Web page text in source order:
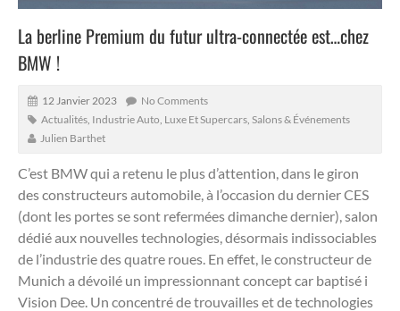
La berline Premium du futur ultra-connectée est…chez
BMW !
12 Janvier 2023
No Comments
Actualités Industrie Auto Luxe Et Supercars Salons & Événements
Julien Barthet
C’est BMW qui a retenu le plus d’attention, dans le giron
des constructeurs automobile, à l’occasion du dernier CES
(dont les portes se sont refermées dimanche dernier), salon
dédié aux nouvelles technologies, désormais indissociables
de l’industrie des quatre roues. En effet, le constructeur de
Munich a dévoilé un impressionnant concept car baptisé i
Vision Dee. Un concentré de trouvailles et de technologies